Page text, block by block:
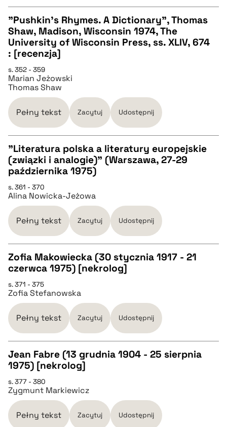
BIBTEX
pobierz cytat
CZYSTY TEKST
pobierz cytat
BIBTEX
pobierz cytat
"Pushkin's Rhymes. A Dictionary", Thomas
Shaw, Madison, Wisconsin 1974, The
University of Wisconsin Press, ss. XLIV, 674
: [recenzja]
s. 352 - 359
Marian Jeżowski
Thomas Shaw
Pełny tekst Zacytuj Udostępnij
CZYSTY TEKST
pobierz cytat
BIBTEX
pobierz cytat
"Literatura polska a literatury europejskie
(związki i analogie)" (Warszawa, 27-29
października 1975)
s. 361 - 370
Alina Nowicka-Jeżowa
Pełny tekst Zacytuj Udostępnij
pobierz cytat
BIBTEX
pobierz cytat
Zofia Makowiecka (30 stycznia 1917 - 21
czerwca 1975) [nekrolog]
s. 371 - 375
Zofia Stefanowska
Pełny tekst Zacytuj Udostępnij
CZYSTY TEKST
pobierz cytat
Jean Fabre (13 grudnia 1904 - 25 sierpnia
1975) [nekrolog]
s. 377 - 380
Zygmunt Markiewicz
Pełny tekst Zacytuj Udostępnij